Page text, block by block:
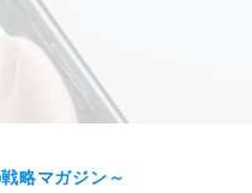
略マガジン～